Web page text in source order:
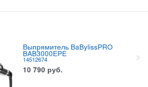
Выпрямитель BaBylissPRO
BAB3000EPE
14512674
10 790 руб.